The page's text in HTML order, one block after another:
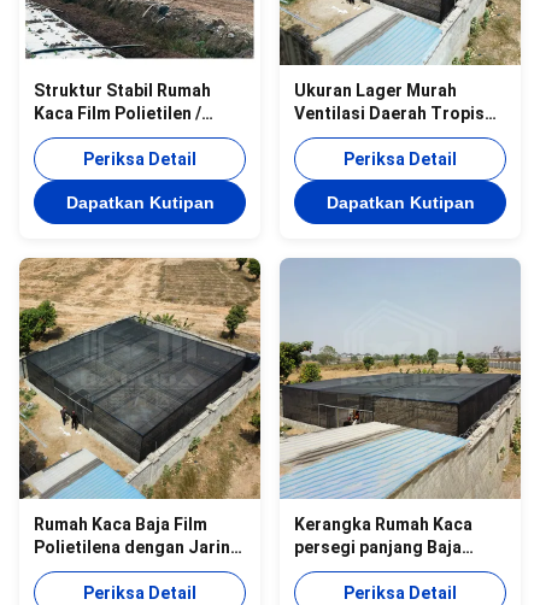
Struktur Stabil Rumah
Kaca Film Polietilen /
Rumah Kaca Tanaman
Tomat Sayuran
Periksa Detail
Dapatkan Kutipan
Ukuran Lager Murah
Ventilasi Daerah Tropis
Jaring Plastik Bentuk
persegi panjang Rumah
kaca dengan Jaring
Bayangan
Periksa Detail
Dapatkan Kutipan
Rumah Kaca Baja Film
Polietilena dengan Jaring
Bayangan dan Jaring
SeranggaPeriksa Detail
Kerangka Rumah Kaca
persegi panjang Baja
Murah dengan Jaring
Bayangan untuk Daerah
Periksa Detail